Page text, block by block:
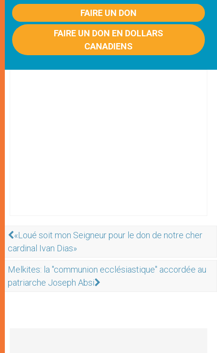
FAIRE UN DON
FAIRE UN DON EN DOLLARS
CANADIENS
«Loué soit mon Seigneur pour le don de notre cher
cardinal Ivan Dias»
Melkites: la "communion ecclésiastique" accordée au
patriarche Joseph Absi